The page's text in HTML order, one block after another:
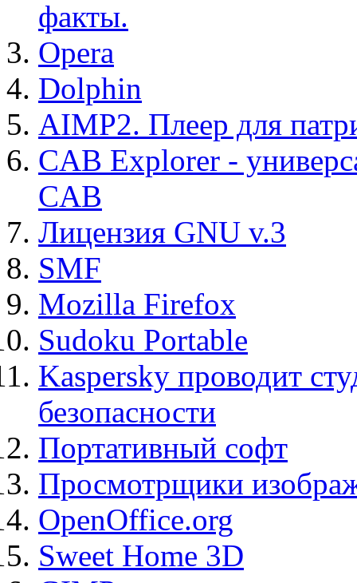
факты.
Opera
Dolphin
AIMP2. Плеер для
CAB Explorer -
CAB
Лицензия GNU v.3
SMF
Mozilla Firefox
Sudoku Portable
Kaspersky проводит
безопасности
Портативный софт
Просмотрщики
OpenOffice.org
Sweet Home 3D